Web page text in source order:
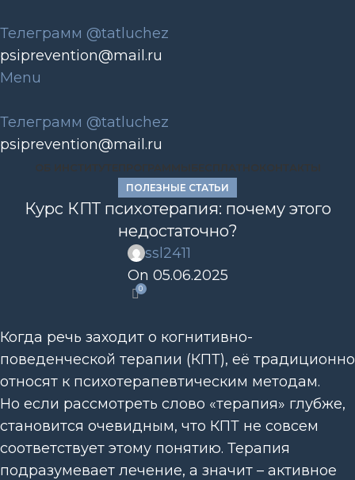
Телеграмм @tatluchez
psiprevention@mail.ru
Menu
Телеграмм @tatluchez
psiprevention@mail.ru
ОБ ИНСТИТУТЕПРОГРАММЫБЕСПЛАТНОКОНТАКТЫ
ПОЛЕЗНЫЕ СТАТЬИ
Курс КПТ психотерапия: почему этого
недостаточно?
ssl2411
On 05.06.2025
0
Когда речь заходит о когнитивно-
поведенческой терапии (КПТ), её традиционно
относят к психотерапевтическим методам.
Но если рассмотреть слово «терапия» глубже,
становится очевидным, что КПТ не совсем
соответствует этому понятию. Терапия
подразумевает лечение, а значит – активное